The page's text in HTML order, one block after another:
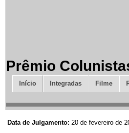
Prêmio
Início Integradas Filme
Data de Julgamento: 20 de fevereiro de